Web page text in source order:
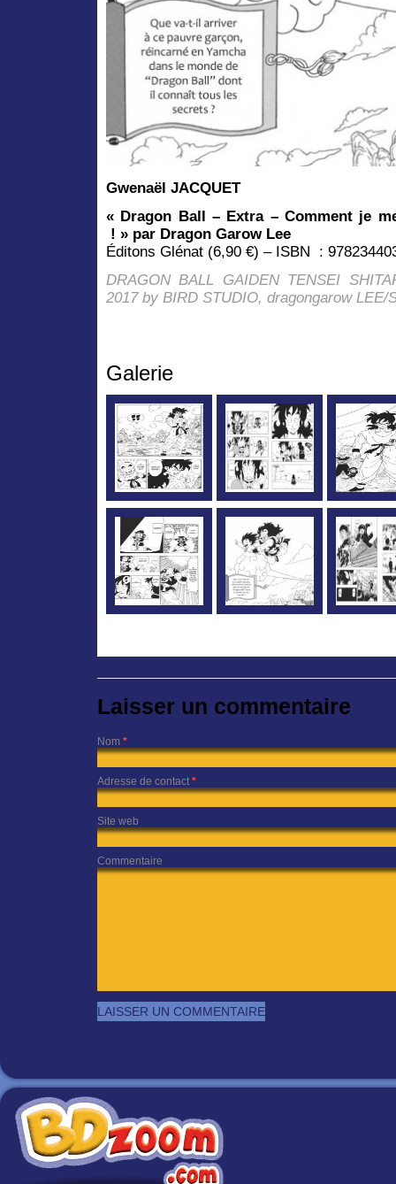
Gwenaël JACQUET
« Dragon Ball – Extra – Comment je
! » par Dragon Garow Lee
Éditons Glénat (6,90 €) – ISBN :
DRAGON BALL GAIDEN TENSEI
2017 by BIRD STUDIO, dragongarow LEE/
Galerie
Laisser un commentaire
Nom *
Adresse de contact *
Site web
Commentaire